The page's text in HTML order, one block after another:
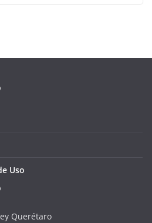
Uso
Querétaro